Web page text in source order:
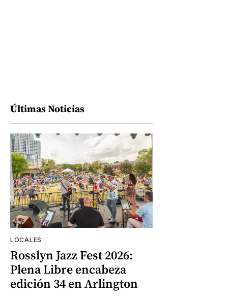
Últimas Noticias
LOCALES
Rosslyn Jazz Fest 2026:
Plena Libre encabeza
edición 34 en Arlington